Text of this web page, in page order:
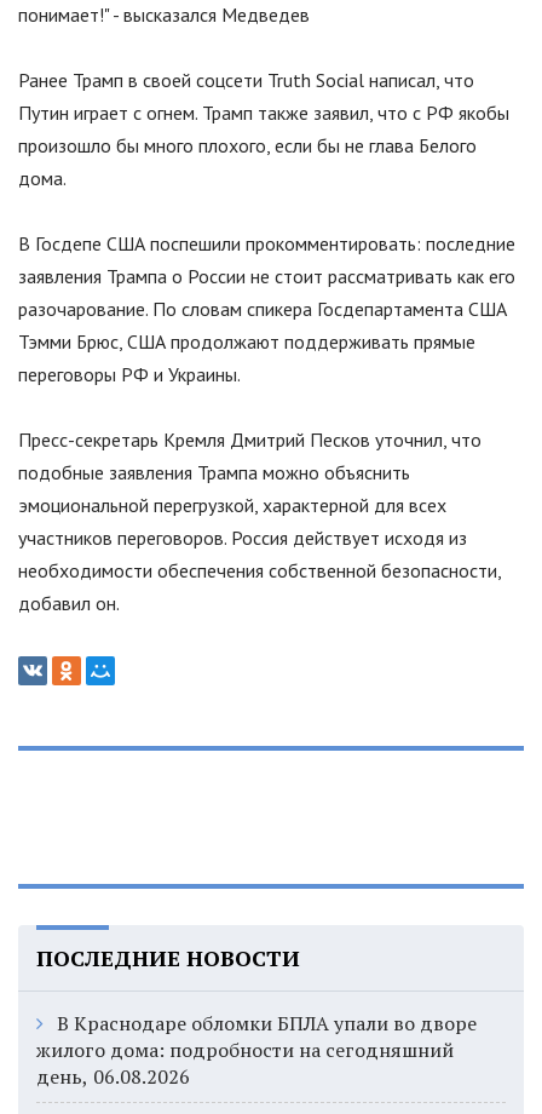
понимает!" - высказался Медведев
Ранее Трамп в своей соцсети Truth Social написал, что
Путин играет с огнем. Трамп также заявил, что с РФ якобы
произошло бы много плохого, если бы не глава Белого
дома.
В Госдепе США поспешили прокомментировать: последние
заявления Трампа о России не стоит рассматривать как его
разочарование. По словам спикера Госдепартамента США
Тэмми Брюс, США продолжают поддерживать прямые
переговоры РФ и Украины.
Пресс-секретарь Кремля Дмитрий Песков уточнил, что
подобные заявления Трампа можно объяснить
эмоциональной перегрузкой, характерной для всех
участников переговоров. Россия действует исходя из
необходимости обеспечения собственной безопасности,
добавил он.
ПОСЛЕДНИЕ НОВОСТИ
В Краснодаре обломки БПЛА упали во дворе
жилого дома: подробности на сегодняшний
день, 06.08.2026